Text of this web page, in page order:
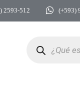
2593-512 (+593)
productos